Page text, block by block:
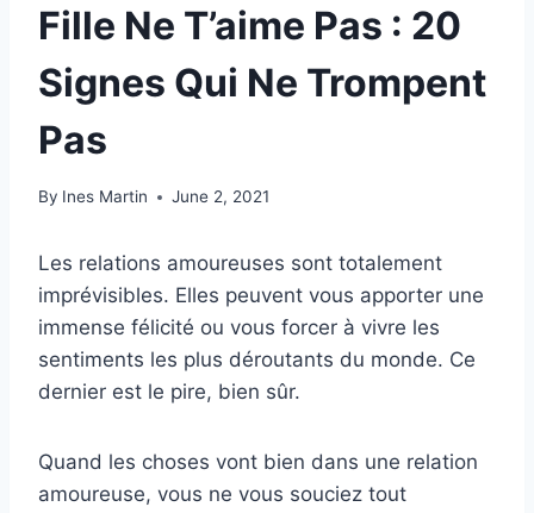
Fille Ne T’aime Pas : 20
Signes Qui Ne Trompent
Pas
By Ines Martin June 2, 2021
Les relations amoureuses sont totalement
imprévisibles. Elles peuvent vous apporter une
immense félicité ou vous forcer à vivre les
sentiments les plus déroutants du monde. Ce
dernier est le pire, bien sûr.
Quand les choses vont bien dans une relation
amoureuse, vous ne vous souciez tout